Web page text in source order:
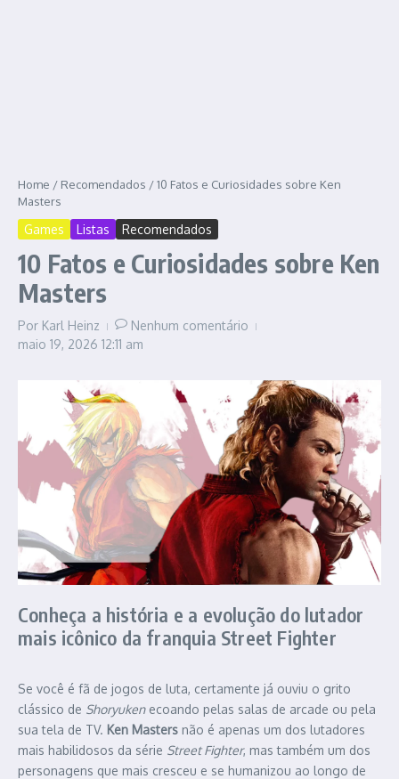
Home / Recomendados /10 Fatos e Curiosidades sobre Ken
Masters
Games Listas Recomendados
10 Fatos e Curiosidades sobre Ken
Masters
Por Karl Heinz
Nenhum comentário
maio 19, 2026 12:11 am
Conheça a história e a evolução do lutador
mais icônico da franquia Street Fighter
Se você é fã de jogos de luta, certamente já ouviu o grito
clássico de Shoryukenecoando pelas salas de arcade ou pela
sua tela de TV. Ken Masters não é apenas um dos lutadores
mais habilidosos da série Street Fighter, mas também um dos
personagens que mais cresceu e se humanizou ao longo de